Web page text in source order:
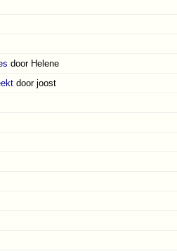
door Helene
door joost